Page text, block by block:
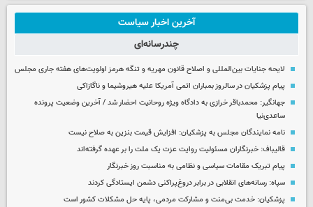
آخرین اخبار سیاست
چندرسانه‌ای
لایحه جنایات بین‌المللی و اصلاح قانون مهریه و تنگه هرمز اولویت‌های هفته جاری مجلس
پیام پزشکیان در سالروز بمباران اتمی آمریکا علیه هیروشیما و ناگازاکی
جهانگیر: محمدباقر خرازی به دادگاه ویژه روحانیت احضار شد / آخرین وضعیت پرونده
ساعدی‌نیا
نامه نمایندگان مجلس به پزشکیان: افزایش قیمت بنزین به صلاح نیست
قالیباف: خبرنگاران مسئولیت روایت عزت یک ملت را بر عهده گرفته‌اند
پیام تبریک مقامات سیاسی و نظامی به مناسبت روز خبرنگار
سپاه: رسانه‌های انقلابی در برابر دروغ‌پراکنی دشمن ایستادگی کردند
پزشکیان: خدمت بی‌منت و مشارکت مردمی، پایه حل مشکلات کشور است